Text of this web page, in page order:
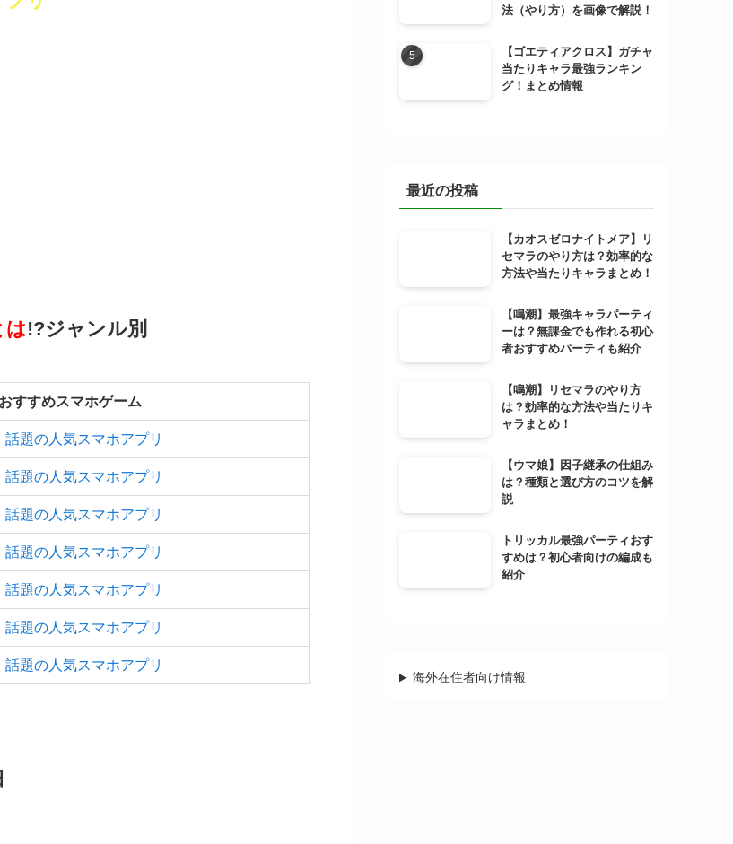
は!?ジャンル別
おすすめスマホゲーム
話題の人気スマホアプリ
話題の人気スマホアプリ
話題の人気スマホアプリ
話題の人気スマホアプリ
話題の人気スマホアプリ
話題の人気スマホアプリ
話題の人気スマホアプリ
法（やり方）を画像で解説！
【ゴエティアクロス】ガチャ
当たりキャラ最強ランキン
グ！まとめ情報
最近の投稿
【カオスゼロナイトメア】リ
セマラのやり方は？効率的な
方法や当たりキャラまとめ！
【鳴潮】最強キャラパーティ
ーは？無課金でも作れる初心
者おすすめパーティも紹介
【鳴潮】リセマラのやり方
は？効率的な方法や当たりキ
ャラまとめ！
【ウマ娘】因子継承の仕組み
は？種類と選び方のコツを解
説
トリッカル最強パーティおす
すめは？初心者向けの編成も
紹介
海外在住者向け情報